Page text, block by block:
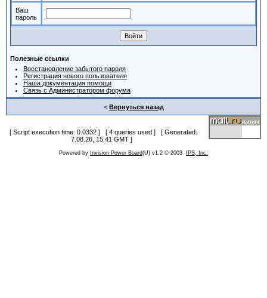
Ваш
пароль
Полезные ссылки
Восстановление забытого пароля
Регистрация нового пользователя
Наша документация помощи
Связь с Администратором форума
< Вернуться назад
[ Script execution time: 0.0332 ] [ 4 queries used ] [ Generated:
7.08.26, 15:41 GMT ]
Powered by Invision Power Board(U) v1.2 © 2003 IPS, Inc.